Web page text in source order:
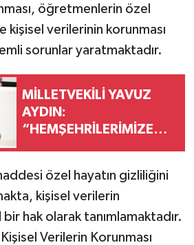
öğretmenlerin özel
kişisel verilerinin korunması
sorunlar yaratmaktadır.
MİLLETVEKİLİ YAVUZ
AYDIN:
“HEMŞEHRİLERİMİZE
özel hayatın gizliliğini
kişisel verilerin
bir hak olarak tanımlamaktadır.
Verilerin Korunması